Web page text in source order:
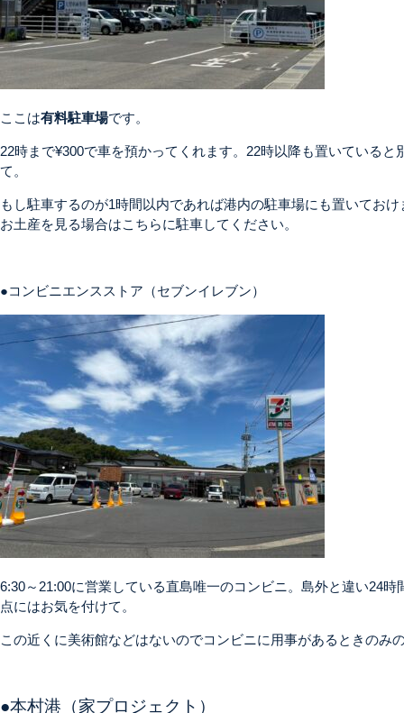
ここは有料駐車場です。
22時まで¥300で車を預かってくれます。22時以降も置いている
て。
もし駐車するのが1時間以内であれば港内の駐車場にも置いてお
お土産を見る場合はこちらに駐車してください。
●コンビニエンスストア（セブンイレブン）
6:30～21:00に営業している直島唯一のコンビニ。島外と違い24
点にはお気を付けて。
この近くに美術館などはないのでコンビニに用事があるときのみ
●本村港（家プロジェクト）